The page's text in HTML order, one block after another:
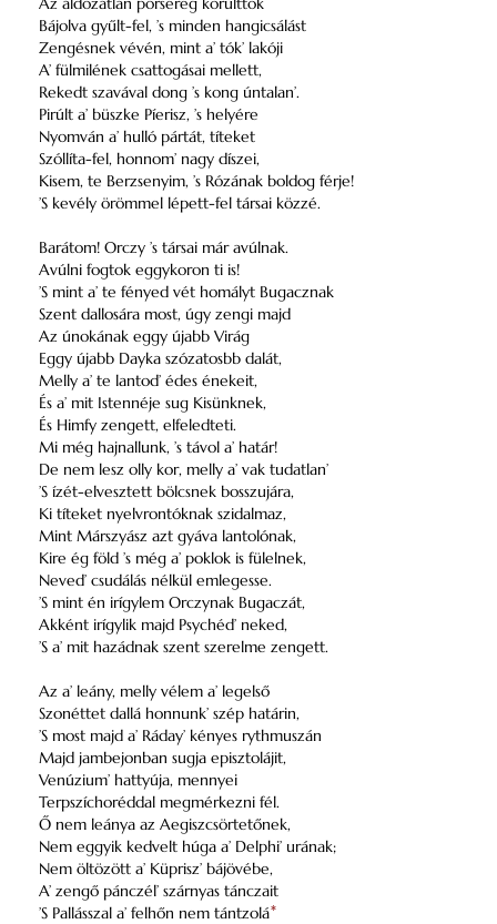
Bájolva gyűlt-fel, ’s minden hangicsálást
Zengésnek vévén, mint a’ tók’ lakóji
A’ fülmilének csattogásai mellett,
Rekedt szavával dong ’s kong úntalan’.
Pirúlt a’ büszke Píerisz, ’s helyére
Nyomván a’ hulló pártát, títeket
Szóllíta-fel, honnom’ nagy díszei,
Kisem, te Berzsenyim, ’s Rózának boldog férje!
’S kevély örömmel lépett-fel társai közzé.
Barátom! Orczy ’s társai már avúlnak.
Avúlni fogtok eggykoron ti is!
’S mint a’ te fényed vét homályt Bugacznak
Szent dallosára most, úgy zengi majd
Az únokának eggy újabb Virág
Eggy újabb Dayka szózatosbb dalát,
Melly a’ te lantod’ édes énekeit,
És a’ mit Istennéje sug Kisünknek,
És Himfy zengett, elfeledteti.
Mi még hajnallunk, ’s távol a’ határ!
De nem lesz olly kor, melly a’ vak tudatlan’
’S ízét-elvesztett bölcsnek bosszujára,
Ki títeket nyelvrontóknak szidalmaz,
Mint Márszyász azt gyáva lantolónak,
Kire ég föld ’s még a’ poklok is fülelnek,
Neved’ csudálás nélkül emlegesse.
’S mint én irígylem Orczynak Bugaczát,
Akként irígylik majd Psychéd’ neked,
’S a’ mit hazádnak szent szerelme zengett.
Az a’ leány, melly vélem a’ legelső
Szonéttet dallá honnunk’ szép határin,
’S most majd a’ Ráday’ kényes rythmuszán
Majd jambejonban sugja episztolájit,
Venúzium’ hattyúja, mennyei
Terpszíchoréddal megmérkezni fél.
Ő nem leánya az Aegiszcsörtetőnek,
Nem eggyik kedvelt húga a’ Delphi’ urának;
Nem öltözött a’ Küprisz’ bájövébe,
A’ zengő pánczél’ szárnyas tánczait
’S Pallásszal a’ felhőn nem tántzolá*